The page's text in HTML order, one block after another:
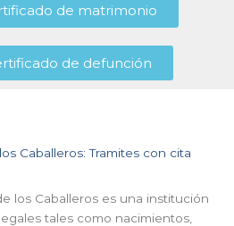
de matrimonio
de defunción
Caballeros: Tramites con cita
los Caballeros es una institución
tales como nacimientos,